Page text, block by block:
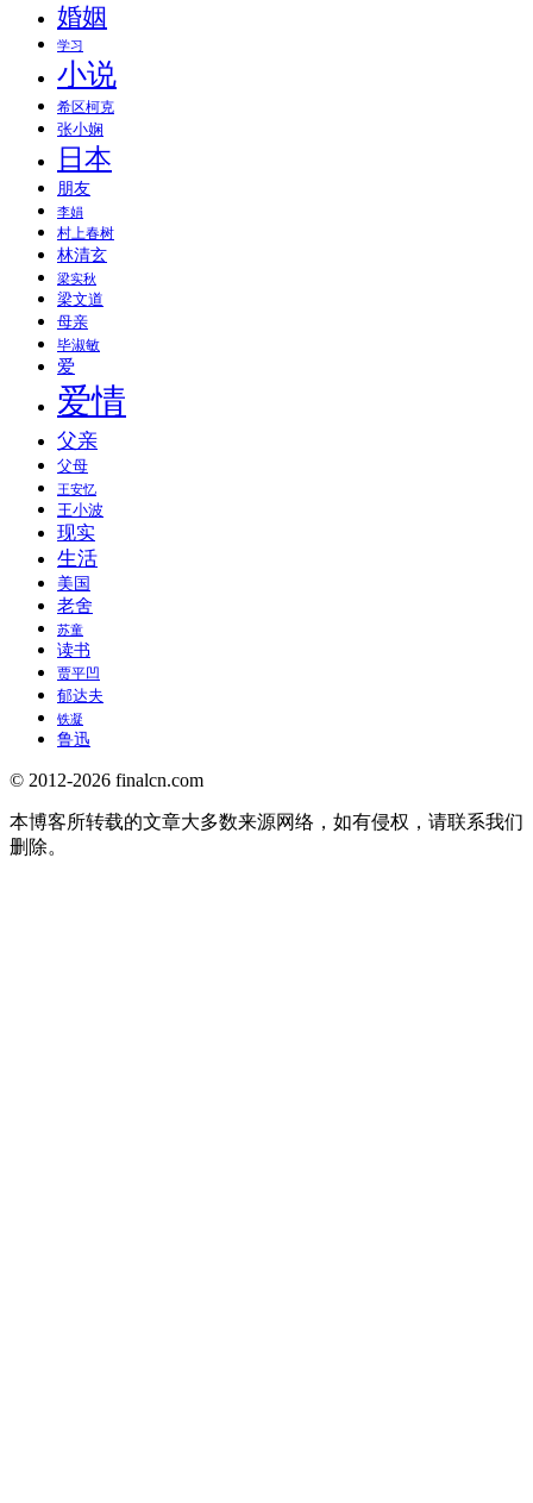
婚姻
学习
小说
希区柯克
张小娴
日本
朋友
李娟
村上春树
林清玄
梁实秋
梁文道
母亲
毕淑敏
爱
爱情
父亲
父母
王安忆
王小波
现实
生活
美国
老舍
苏童
读书
贾平凹
郁达夫
铁凝
鲁迅
© 2012-2026 finalcn.com
本博客所转载的文章大多数来源网络，如有侵权，请联系我们
删除。